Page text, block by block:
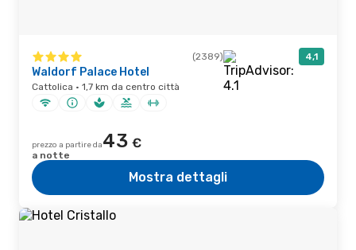
(2389) 4,1
Waldorf Palace Hotel
Cattolica · 1,7 km da centro città
prezzo a partire da43 €
a notte
Mostra dettagli